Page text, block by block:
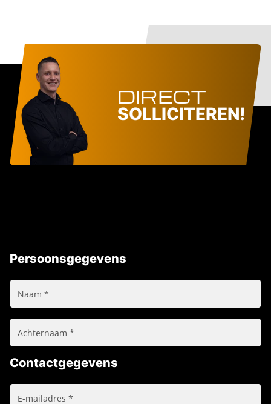
DIRECT
SOLLICITEREN!
Persoonsgegevens
Contactgegevens